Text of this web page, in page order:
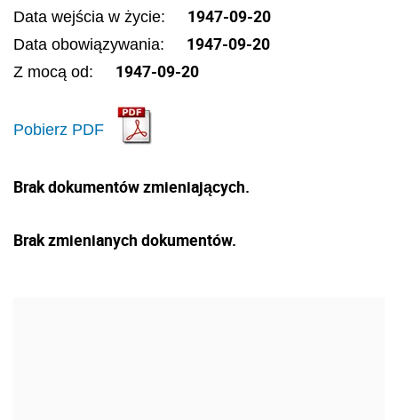
Data wejścia w życie: 1947-09-20
Data obowiązywania: 1947-09-20
Z mocą od: 1947-09-20
Pobierz PDF
Brak dokumentów zmieniających.
Brak zmienianych dokumentów.